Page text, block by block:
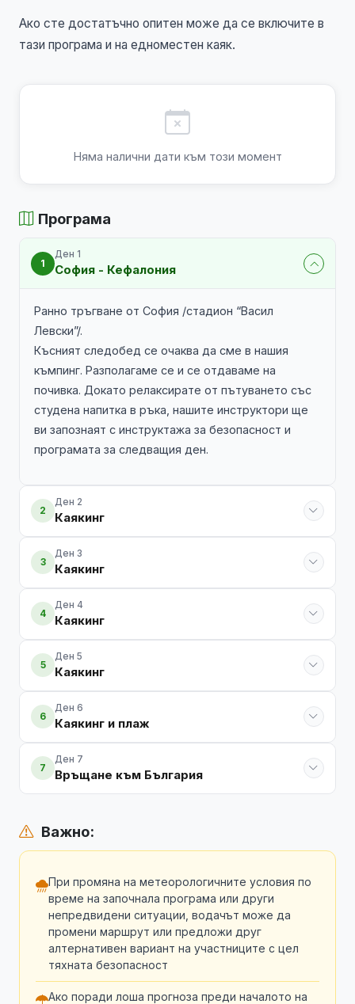
Ако сте достатъчно опитен може да се включите в
тази програма и на едноместен каяк.
Няма налични дати към този момент
Програма
1
Ден 1
София - Кефалония
Ранно тръгване от София /стадион “Васил
Левски”/.
Късният следобед се очаква да сме в нашия
къмпинг. Разполагаме се и се отдаваме на
почивка. Докато релаксирате от пътуването със
студена напитка в ръка, нашите инструктори ще
ви запознаят с инструктажа за безопасност и
програмата за следващия ден.
2
Ден 2
Каякинг
3
Ден 3
Каякинг
4
Ден 4
Каякинг
5
Ден 5
Каякинг
6
Ден 6
Каякинг и плаж
7
Ден 7
Връщане към България
Важно:
При промяна на метеорологичните условия по
време на започнала програма или други
непредвидени ситуации, водачът може да
промени маршрут или предложи друг
алтернативен вариант на участниците с цел
тяхната безопасност
Ако поради лоша прогноза преди началото на